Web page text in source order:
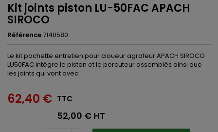
Kit joints piston LU-50FAC APACH
SIROCO
Référence 7140580
Le kit pochette entretien pour cloueur agrafeur APACH SIROCO
LU50FAC intègre le piston et le percuteur assemblés ainsi que
les joints qui vont avec.
62,40 € TTC
52,00 € HT